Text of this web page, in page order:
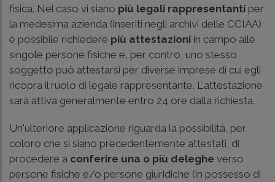
fisica. Nel caso vi siano più legali rappresentanti per
la medesima azienda (inseriti negli archivi delle CCIAA)
è possibile richiedere più attestazioni in campo alle
singole persone fisiche e, per contro, uno stesso
soggetto può attestarsi per diverse imprese di cui egli
ricopra il ruolo di legale rappresentante. L'attestazione
sarà attiva generalmente entro 24 ore dalla richiesta.
Un'ulteriore applicazione riguarda la possibilità, per
coloro che si siano precedentemente attestati, di
procedere a conferire una o più deleghe verso
persone fisiche e/o persone giuridiche (in possesso di